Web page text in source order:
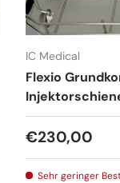
IC Medical
Flexio
Normaler
€230,00
Sehr geringer